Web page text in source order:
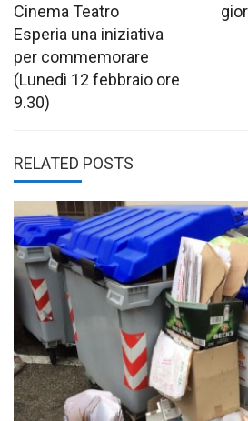
Cinema Teatro
Esperia una iniziativa
per commemorare
(Lunedì 12 febbraio ore
9.30)
RELATED POSTS